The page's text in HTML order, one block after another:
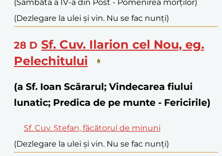
(Sâmbăta a IV-a din Post - Pomenirea morților)
(Dezlegare la ulei și vin. Nu se fac nunți)
28 D Sf. Cuv. Ilarion cel Nou, eg.
Pelechitului
(a Sf. Ioan Scărarul; Vindecarea fiului
lunatic; Predica de pe munte - Fericirile)
Sf. Cuv. Ștefan, făcătorul de minuni
(Dezlegare la ulei și vin. Nu se fac nunți)